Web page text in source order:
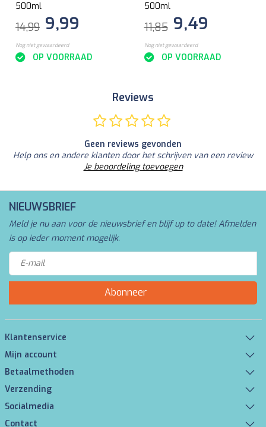
500ml
14,99 9,99
Nog niet gewaardeerd
OP VOORRAAD
500ml
11,85 9,49
Nog niet gewaardeerd
OP VOORRAAD
Reviews
Geen reviews gevonden
Help ons en andere klanten door het schrijven van een review
Je beoordeling toevoegen
NIEUWSBRIEF
Meld je nu aan voor de nieuwsbrief en blijf up to date! Afmelden
is op ieder moment mogelijk.
Abonneer
Klantenservice
Mijn account
Betaalmethoden
Verzending
Socialmedia
Contact